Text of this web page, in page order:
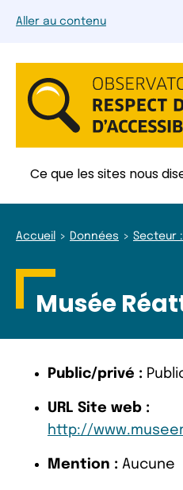
Aller au contenu
Ce que les sites nous
Accueil Données Secteur
Musée
Public/privé :
URL Site web :
http://
Mention : Aucune